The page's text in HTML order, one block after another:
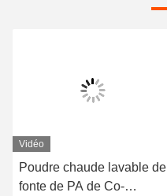
Vidéo
Poudre chaude lavable de
fonte de PA de Co-